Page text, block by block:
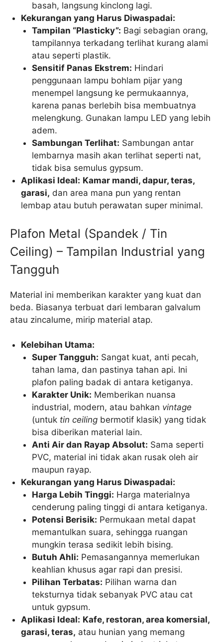
basah, langsung kinclong lagi.
Kekurangan yang Harus Diwaspadai:
Tampilan “Plasticky”: Bagi sebagian orang,
tampilannya terkadang terlihat kurang alami
atau seperti plastik.
Sensitif Panas Ekstrem: Hindari
penggunaan lampu bohlam pijar yang
menempel langsung ke permukaannya,
karena panas berlebih bisa membuatnya
melengkung. Gunakan lampu LED yang lebih
adem.
Sambungan Terlihat: Sambungan antar
lembarnya masih akan terlihat seperti nat,
tidak bisa semulus gypsum.
Aplikasi Ideal: Kamar mandi, dapur, teras,
garasi, dan area mana pun yang rentan
lembap atau butuh perawatan super minimal.
Plafon Metal (Spandek / Tin
Ceiling) – Tampilan Industrial yang
Tangguh
Material ini memberikan karakter yang kuat dan
beda. Biasanya terbuat dari lembaran galvalum
atau zincalume, mirip material atap.
Kelebihan Utama:
Super Tangguh: Sangat kuat, anti pecah,
tahan lama, dan pastinya tahan api. Ini
plafon paling badak di antara ketiganya.
Karakter Unik: Memberikan nuansa
industrial, modern, atau bahkan vintage
(untuk tin ceiling bermotif klasik) yang tidak
bisa diberikan material lain.
Anti Air dan Rayap Absolut: Sama seperti
PVC, material ini tidak akan rusak oleh air
maupun rayap.
Kekurangan yang Harus Diwaspadai:
Harga Lebih Tinggi: Harga materialnya
cenderung paling tinggi di antara ketiganya.
Potensi Berisik: Permukaan metal dapat
memantulkan suara, sehingga ruangan
mungkin terasa sedikit lebih bising.
Butuh Ahli: Pemasangannya memerlukan
keahlian khusus agar rapi dan presisi.
Pilihan Terbatas: Pilihan warna dan
teksturnya tidak sebanyak PVC atau cat
untuk gypsum.
Aplikasi Ideal: Kafe, restoran, area komersial,
garasi, teras, atau hunian yang memang